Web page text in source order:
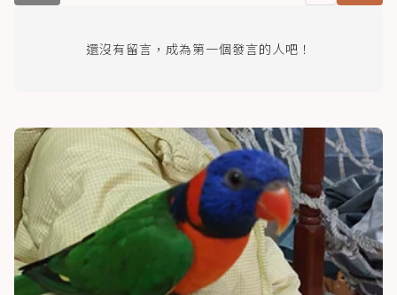
還沒有留言，成為第一個發言的人吧！